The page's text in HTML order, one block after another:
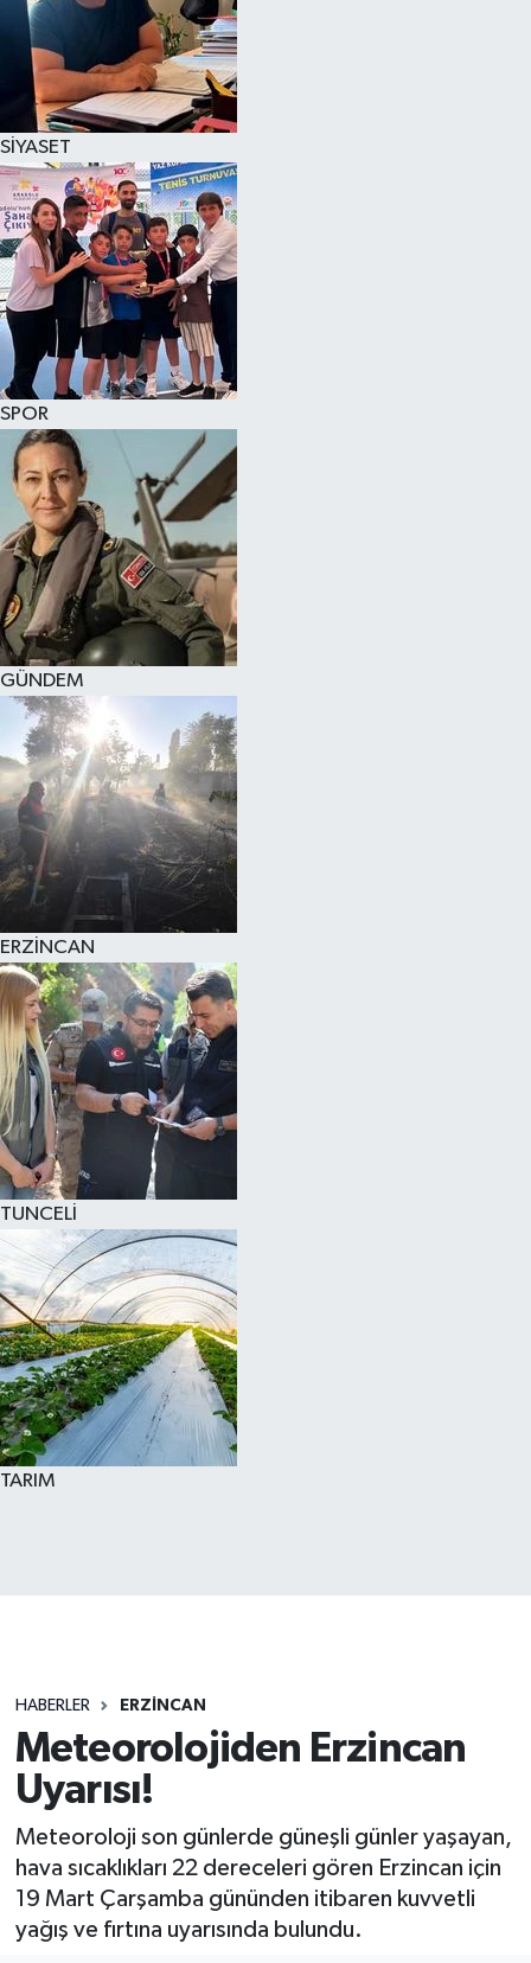
SİYASET
SPOR
GÜNDEM
ERZİNCAN
TUNCELİ
TARIM
HABERLER ERZİNCAN
Meteorolojiden Erzincan
Uyarısı!
Meteoroloji son günlerde güneşli günler yaşayan,
hava sıcaklıkları 22 dereceleri gören Erzincan için
19 Mart Çarşamba gününden itibaren kuvvetli
yağış ve fırtına uyarısında bulundu.